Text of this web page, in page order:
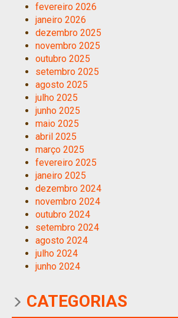
fevereiro 2026
janeiro 2026
dezembro 2025
novembro 2025
outubro 2025
setembro 2025
agosto 2025
julho 2025
junho 2025
maio 2025
abril 2025
março 2025
fevereiro 2025
janeiro 2025
dezembro 2024
novembro 2024
outubro 2024
setembro 2024
agosto 2024
julho 2024
junho 2024
CATEGORIAS